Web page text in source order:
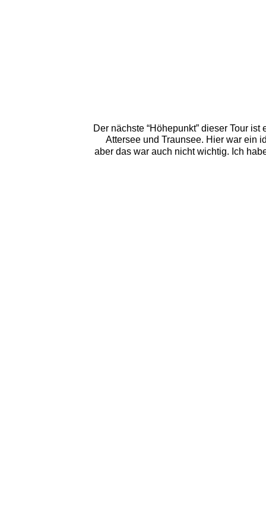
Der nächste “Höhepunkt” dieser Tour
Attersee und Traunsee. Hier war ein
aber das war auch nicht wichtig. Ich